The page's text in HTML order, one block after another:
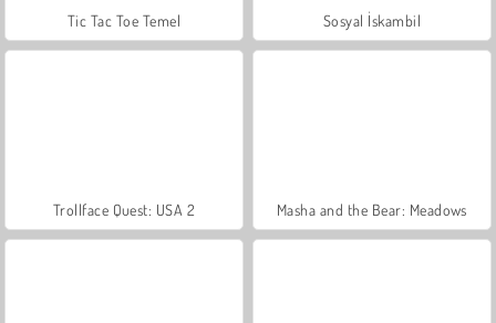
Tic Tac Toe Temel Sosyal İskambil
Trollface Quest: USA 2 Masha and the Bear: Meadows